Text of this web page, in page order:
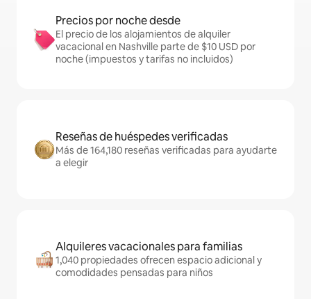
Precios por noche desde
El precio de los alojamientos de alquiler
vacacional en Nashville parte de $10 USD por
noche (impuestos y tarifas no incluidos)
Reseñas de huéspedes verificadas
Más de 164,180 reseñas verificadas para ayudarte
a elegir
Alquileres vacacionales para familias
1,040 propiedades ofrecen espacio adicional y
comodidades pensadas para niños